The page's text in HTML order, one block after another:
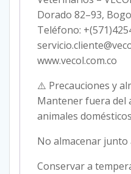
Dorado 82–93,
Teléfono:
www.vecol.com.co
⚠️ Precauciones y
Mantener fuera del
animales domésticos
No almacenar junto
Conservar a